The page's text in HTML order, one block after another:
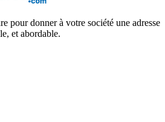
pour donner à votre société une adresse
et abordable.